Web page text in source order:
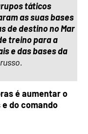
táticos
as suas bases
de destino no Mar
treino para a
e das bases da
é aumentar o
do comando